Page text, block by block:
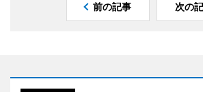
前の記事 次の